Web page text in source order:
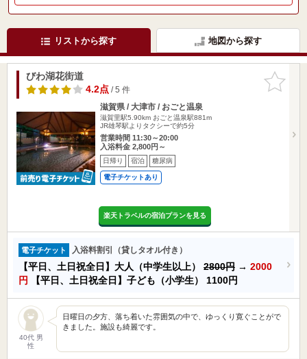
リストから探す 地図から探す
お気に入
りに追加
びわ湖花街道
4.2点/ 5 件
滋賀県 / 大津市 / おごと温泉
滋賀里駅5.90km おごと温泉駅881m
JR雄琴駅よりタクシーで約5分
営業時間 11:30～20:00
入浴料金 2,800円～
日帰り 宿泊 糖尿病
電子チケットあり
楽天トラベルの宿泊プランを見る
電子チケット 入浴料割引（貸しタオル付き）
【平日、土日祝全日】大人（中学生以上） 2800円 → 2000
円
【平日、土日祝全日】子ども（小学生） 1100円
40代 男
性
日曜日の夕方、落ち着いた雰囲気の中で、ゆっくり寛ぐことがで
きました。施設も綺麗です。